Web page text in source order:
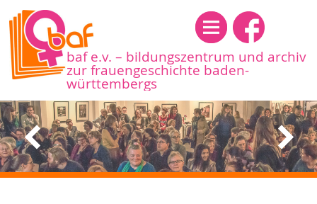
baf e.v. – bildungszentrum und archiv
zur frauengeschichte baden-
württembergs
Menü